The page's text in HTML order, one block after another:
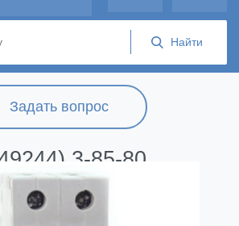
Задать вопрос
3-85-80